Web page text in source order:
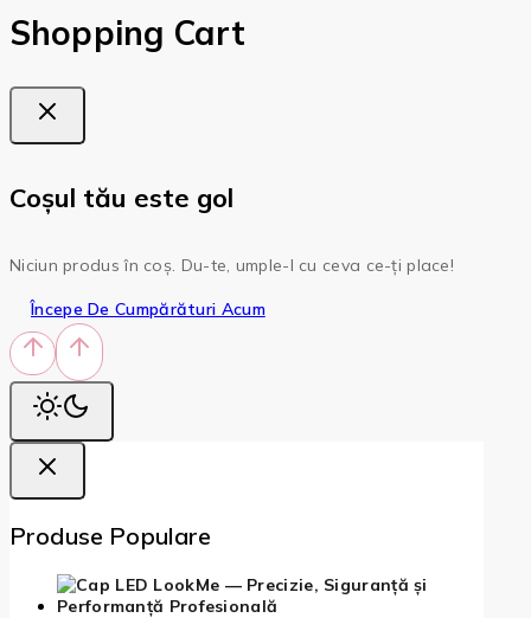
Shopping Cart
Coșul tău este gol
Niciun produs în coș. Du-te, umple-l cu ceva ce-ți place!
Începe De Cumpărături Acum
Produse Populare